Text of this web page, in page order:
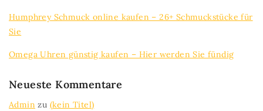
Humphrey Schmuck online kaufen – 26+ Schmuckstücke für
Sie
Omega Uhren günstig kaufen – Hier werden Sie fündig
Neueste Kommentare
Admin zu (kein Titel)